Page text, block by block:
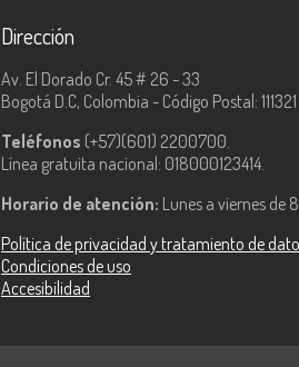
Dirección
Av. El Dorado Cr. 45 # 26 - 33
Bogotá D.C, Colombia - Código Postal: 111321
Teléfonos (+57)(601) 2200700.
Línea gratuita nacional: 018000123414.
Horario de atención: Lunes a viernes de
Política de privacidad y tratamiento de
Condiciones de uso
Accesibilidad